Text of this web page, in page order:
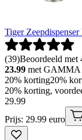
Tiger
(39)Beoordeeld met
23.99 met GAMMA
20% korting20%
20% korting,
29.99
Prijs: 29.99 euro